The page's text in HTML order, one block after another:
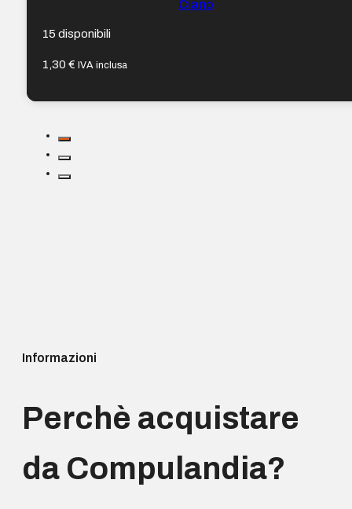
Ciano
15 disponibili
1,30€ IVA inclusa
Informazioni
Perchè acquistare
da Compulandia?